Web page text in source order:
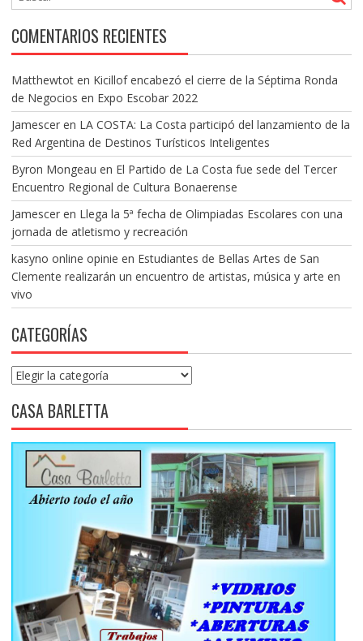
COMENTARIOS RECIENTES
Matthewtoten Kicillof encabezó el cierre de la Séptima Ronda
de Negocios en Expo Escobar 2022
Jamesceren LA COSTA: La Costa participó del lanzamiento de la
Red Argentina de Destinos Turísticos Inteligentes
Byron Mongeau en El Partido de La Costa fue sede del Tercer
Encuentro Regional de Cultura Bonaerense
Jamesceren Llega la 5ª fecha de Olimpiadas Escolares con una
jornada de atletismo y recreación
kasyno online opinie en Estudiantes de Bellas Artes de San
Clemente realizarán un encuentro de artistas, música y arte en
vivo
CATEGORÍAS
Categorías
CASA BARLETTA